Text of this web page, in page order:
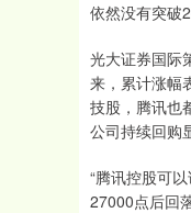
依然没有突破
光大证券国际
来，累计涨幅
技股，腾讯也
公司持续回购
“腾讯控股可
27000点后回